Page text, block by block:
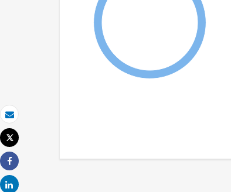
Email
Imprimer
Tweet
Share
Share